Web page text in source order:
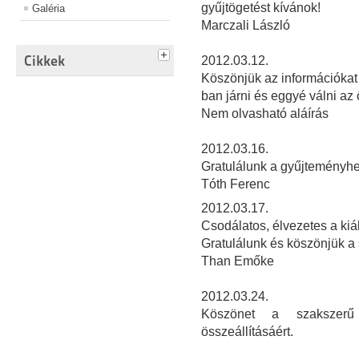
Galéria
Cikkek
gyűjtögetést kívánok!
Marczali László
2012.03.12.
Köszönjük az
ban járni és eggyé válni az
Nem olvasható aláírás
2012.03.16.
Gratulálunk a
Tóth Ferenc
2012.03.17.
Csodálatos, élvezetes a
Gratulálunk és köszönjük
Than Emőke
2012.03.24.
Köszönet a
összeállításáért.